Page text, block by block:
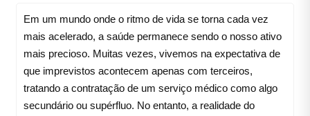
Em um mundo onde o ritmo de vida se torna cada vez
mais acelerado, a saúde permanece sendo o nosso ativo
mais precioso. Muitas vezes, vivemos na expectativa de
que imprevistos acontecem apenas com terceiros,
tratando a contratação de um serviço médico como algo
secundário ou supérfluo. No entanto, a realidade do